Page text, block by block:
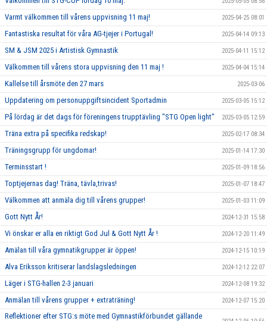
Varmt välkommen till vårens uppvisning 11 maj! 2025-04-25 08:01
Fantastiska resultat för våra AG-tjejer i Portugal! 2025-04-14 09:13
SM & JSM 2025 i Artistisk Gymnastik 2025-04-11 15:12
Välkommen till vårens stora uppvisning den 11 maj ! 2025-04-04 15:14
Kallelse till årsmöte den 27 mars 2025-03-06
Uppdatering om personuppgiftsincident Sportadmin 2025-03-05 15:12
På lördag är det dags för föreningens trupptävling "STG Open light" 2025-03-05 12:59
Träna extra på specifika redskap! 2025-02-17 08:34
Träningsgrupp för ungdomar! 2025-01-14 17:30
Terminsstart ! 2025-01-09 18:56
Toptjejernas dag! Träna, tävla,trivas! 2025-01-07 18:47
Välkommen att anmäla dig till vårens grupper! 2025-01-03 11:09
Gott Nytt År! 2024-12-31 15:58
Vi önskar er alla en riktigt God Jul & Gott Nytt År ! 2024-12-20 11:49
Amälan till våra gymnatikgrupper är öppen! 2024-12-15 10:19
Alva Eriksson kritiserar landslagsledningen 2024-12-12 22:07
Läger i STG-hallen 2-3 januari 2024-12-08 19:32
Anmälan till vårens grupper + extraträning! 2024-12-07 15:20
Reflektioner efter STG:s möte med Gymnastikförbundet gällande